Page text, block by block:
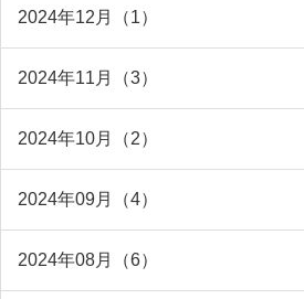
2024年12月（1）
2024年11月（3）
2024年10月（2）
2024年09月（4）
2024年08月（6）